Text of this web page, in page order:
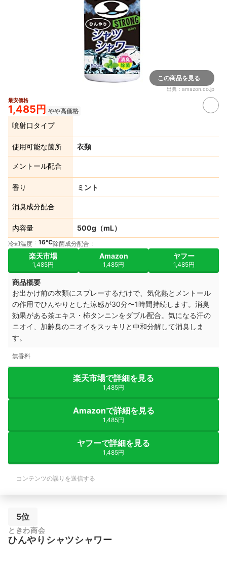
この商品を見る
出典： amazon.co.jp
最安価格
1,485円 やや高価格
噴射口タイプ
使用可能な箇所 衣類
メントール配合
香り ミント
消臭成分配合
内容量 500g（mL）
冷却温度 16℃除菌成分配合
楽天市場
1,485円
Amazon
1,485円
ヤフー
1,485円
商品概要
お出かけ前の衣類にスプレーするだけで、気化熱とメントール
の作用でひんやりとした涼感が30分〜1時間持続します。消臭
効果がある茶エキス・柿タンニンをダブル配合。気になる汗の
ニオイ、加齢臭のニオイをスッキリと中和分解して消臭しま
す。
無香料
楽天市場で詳細を見る
1,485円
Amazonで詳細を見る
1,485円
ヤフーで詳細を見る
1,485円
コンテンツの誤りを送信する
5位
ときわ商会
ひんやりシャツシャワー